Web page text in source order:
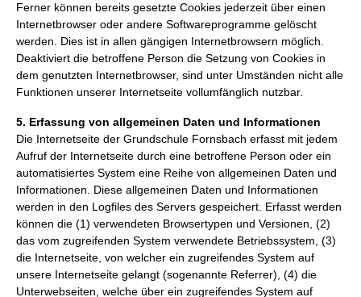
Ferner können bereits gesetzte Cookies jederzeit über einen
Internetbrowser oder andere Softwareprogramme gelöscht
werden. Dies ist in allen gängigen Internetbrowsern möglich.
Deaktiviert die betroffene Person die Setzung von Cookies in
dem genutzten Internetbrowser, sind unter Umständen nicht alle
Funktionen unserer Internetseite vollumfänglich nutzbar.
5. Erfassung von allgemeinen Daten und Informationen
Die Internetseite der Grundschule Fornsbach erfasst mit jedem
Aufruf der Internetseite durch eine betroffene Person oder ein
automatisiertes System eine Reihe von allgemeinen Daten und
Informationen. Diese allgemeinen Daten und Informationen
werden in den Logfiles des Servers gespeichert. Erfasst werden
können die (1) verwendeten Browsertypen und Versionen, (2)
das vom zugreifenden System verwendete Betriebssystem, (3)
die Internetseite, von welcher ein zugreifendes System auf
unsere Internetseite gelangt (sogenannte Referrer), (4) die
Unterwebseiten, welche über ein zugreifendes System auf